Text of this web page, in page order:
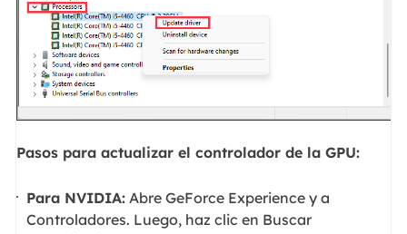
Pasos para actualizar el controlador de la GPU:
Para NVIDIA: Abre GeForce Experience y a
Controladores. Luego, haz clic en Buscar